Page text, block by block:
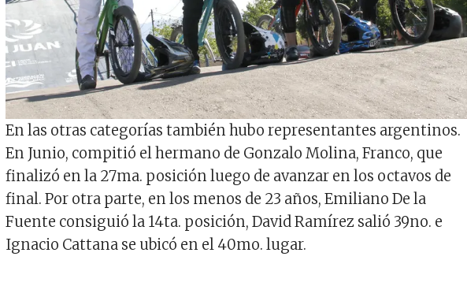
En las otras categorías también hubo representantes argentinos.
En Junio, compitió el hermano de Gonzalo Molina, Franco, que
finalizó en la 27ma. posición luego de avanzar en los octavos de
final. Por otra parte, en los menos de 23 años, Emiliano De la
Fuente consiguió la 14ta. posición, David Ramírez salió 39no. e
Ignacio Cattana se ubicó en el 40mo. lugar.